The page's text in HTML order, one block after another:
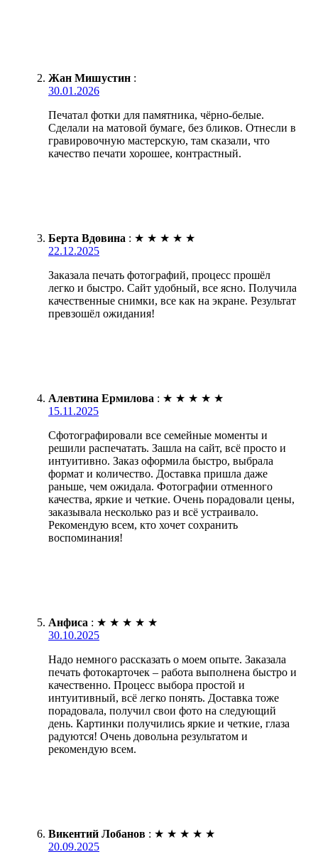
Жан Мишустин :
30.01.2026
Печатал фотки для памятника, чёрно-белые.
Сделали на матовой бумаге, без бликов. Отнесли в
гравировочную мастерскую, там сказали, что
качество печати хорошее, контрастный.
Берта Вдовина : ★ ★ ★ ★ ★
22.12.2025
Заказала печать фотографий, процесс прошёл
легко и быстро. Сайт удобный, все ясно. Получила
качественные снимки, все как на экране. Результат
превзошёл ожидания!
Алевтина Ермилова : ★ ★ ★ ★ ★
15.11.2025
Сфотографировали все семейные моменты и
решили распечатать. Зашла на сайт, всё просто и
интуитивно. Заказ оформила быстро, выбрала
формат и количество. Доставка пришла даже
раньше, чем ожидала. Фотографии отменного
качества, яркие и четкие. Очень порадовали цены,
заказывала несколько раз и всё устраивало.
Рекомендую всем, кто хочет сохранить
воспоминания!
Анфиса : ★ ★ ★ ★ ★
30.10.2025
Надо немного рассказать о моем опыте. Заказала
печать фотокарточек – работа выполнена быстро и
качественно. Процесс выбора простой и
интуитивный, всё легко понять. Доставка тоже
порадовала, получил свои фото на следующий
день. Картинки получились яркие и четкие, глаза
радуются! Очень довольна результатом и
рекомендую всем.
Викентий Лобанов : ★ ★ ★ ★ ★
20.09.2025